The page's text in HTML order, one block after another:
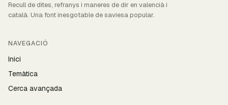
Recull de dites, refranys i maneres de dir en valencià i
català. Una font inesgotable de saviesa popular.
NAVEGACIÓ
Inici
Temàtica
Cerca avançada